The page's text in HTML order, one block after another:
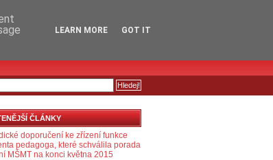
ČLÁNKY
doporučení ke zřízení funkce
pedagoga, které schválila porada
MŠMT na konci května 2015
LEARN MORE GOT IT